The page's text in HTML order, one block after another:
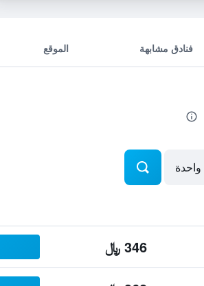
فنادق مشابهة الموقع
346 ﷼